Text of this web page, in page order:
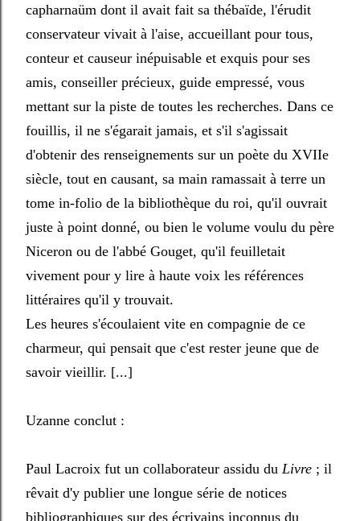
capharnaüm dont il avait fait sa thébaïde, l'érudit
conservateur vivait à l'aise, accueillant pour tous,
conteur et causeur inépuisable et exquis pour ses
amis, conseiller précieux, guide empressé, vous
mettant sur la piste de toutes les recherches. Dans ce
fouillis, il ne s'égarait jamais, et s'il s'agissait
d'obtenir des renseignements sur un poète du XVIIe
siècle, tout en causant, sa main ramassait à terre un
tome in-folio de la bibliothèque du roi, qu'il ouvrait
juste à point donné, ou bien le volume voulu du père
Niceron ou de l'abbé Gouget, qu'il feuilletait
vivement pour y lire à haute voix les références
littéraires qu'il y trouvait.
Les heures s'écoulaient vite en compagnie de ce
charmeur, qui pensait que c'est rester jeune que de
savoir vieillir. [...]
Uzanne conclut :
Paul Lacroix fut un collaborateur assidu du Livre ; il
rêvait d'y publier une longue série de notices
bibliographiques sur des écrivains inconnus du